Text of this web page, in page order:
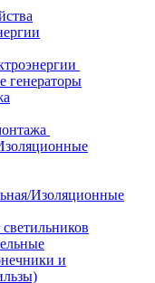
генераторы
Изоляционные
и